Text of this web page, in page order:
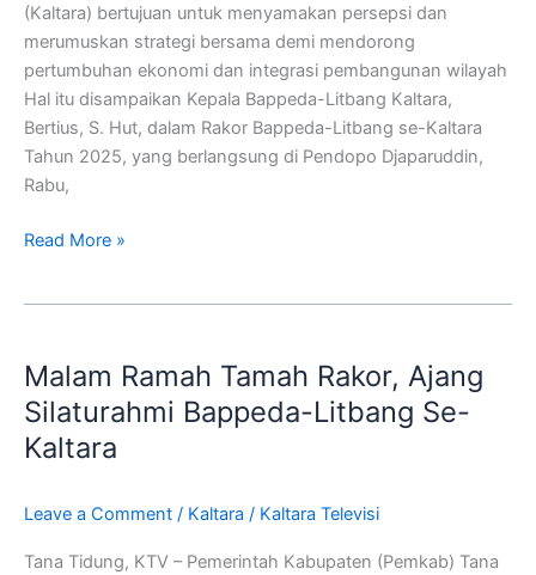
(Kaltara) bertujuan untuk menyamakan persepsi dan
merumuskan strategi bersama demi mendorong
pertumbuhan ekonomi dan integrasi pembangunan wilayah
Hal itu disampaikan Kepala Bappeda-Litbang Kaltara,
Bertius, S. Hut, dalam Rakor Bappeda-Litbang se-Kaltara
Tahun 2025, yang berlangsung di Pendopo Djaparuddin,
Rabu,
Read More »
Malam Ramah Tamah Rakor, Ajang
Silaturahmi Bappeda-Litbang Se-
Kaltara
Leave a Comment / Kaltara / Kaltara Televisi
Tana Tidung, KTV – Pemerintah Kabupaten (Pemkab) Tana
Tamah
Rakor,
Ajang
Silaturahmi
Litbang